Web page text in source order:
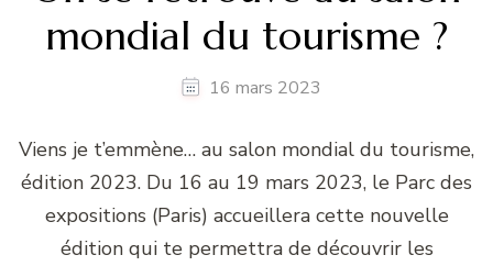
mondial du tourisme ?
16 mars 2023
Viens je t’emmène… au salon mondial du tourisme,
édition 2023. Du 16 au 19 mars 2023, le Parc des
expositions (Paris) accueillera cette nouvelle
édition qui te permettra de découvrir les